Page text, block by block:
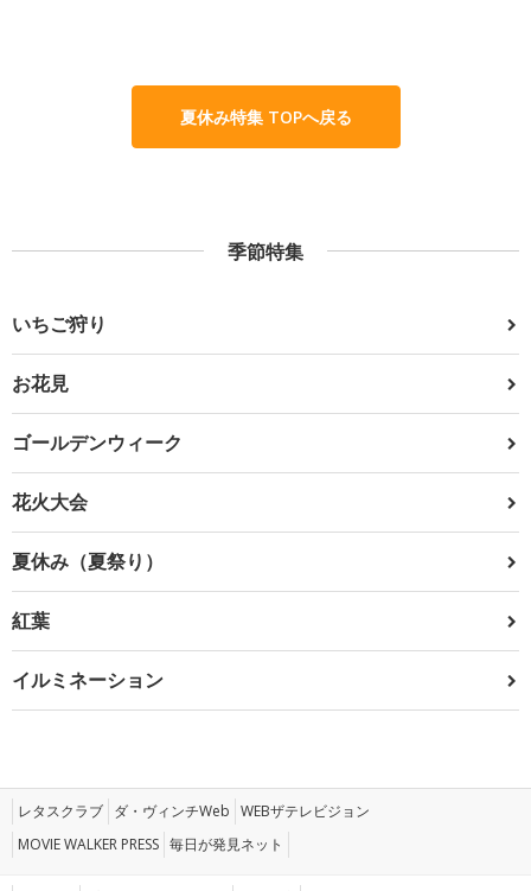
夏休み特集 TOPへ戻る
季節特集
いちご狩り
お花見
ゴールデンウィーク
花火大会
夏休み（夏祭り）
紅葉
イルミネーション
レタスクラブ ダ・ヴィンチWeb WEBザテレビジョン
MOVIE WALKER PRESS 毎日が発見ネット